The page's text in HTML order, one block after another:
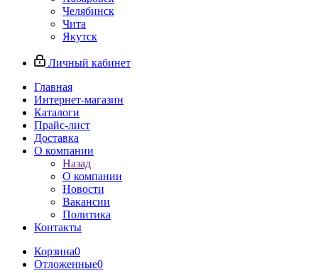
Челябинск
Чита
Якутск
Личный кабинет
Главная
Интернет-магазин
Каталоги
Прайс-лист
Доставка
О компании
Назад
О компании
Новости
Вакансии
Политика
Контакты
Корзина0
Отложенные0